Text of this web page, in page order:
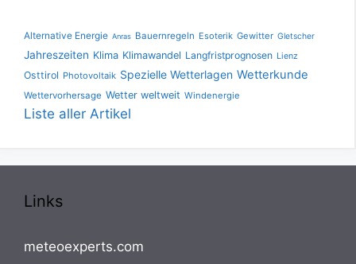
Alternative Energie Anras Bauernregeln Esoterik Gewitter Gletscher
Jahreszeiten Klima Klimawandel Langfristprognosen Lienz
Osttirol Photovoltaik Spezielle Wetterlagen Wetterkunde
Wettervorhersage Wetter weltweit Windenergie
Liste aller Artikel
Links
meteoexperts.com